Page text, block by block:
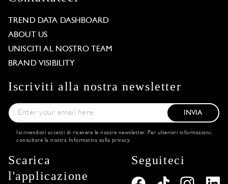
TREND DATA DASHBOARD
ABOUT US
UNISCITI AL NOSTRO TEAM
BRAND VISIBILITY
Iscriviti alla nostra newsletter
INVIA
Iscrivendoti accetti di ricevere le nostre newsletter. Per ulteriori informazioni,
consultare la nostra
Informativa sulla privacy.
Scarica
l'applicazione
Seguiteci